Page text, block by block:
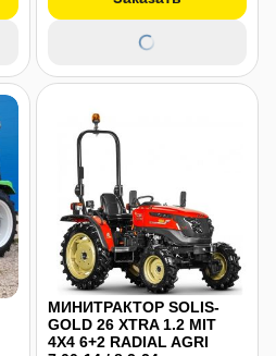
МИНИТРАКТОР SOLIS-
GOLD 26 XTRA 1.2 MIT
4X4 6+2 RADIAL AGRI